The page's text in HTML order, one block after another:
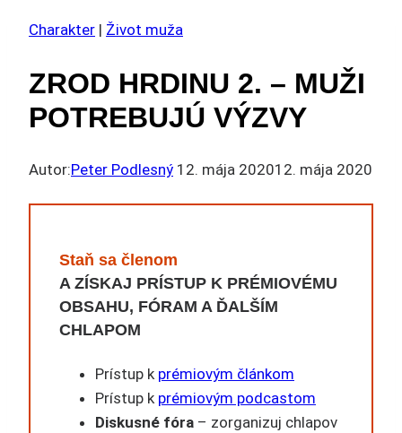
Charakter | Život muža
ZROD HRDINU 2. – MUŽI
POTREBUJÚ VÝZVY
Autor:Peter Podlesný 12. mája 202012. mája 2020
Staň sa členom
A ZÍSKAJ PRÍSTUP K PRÉMIOVÉMU
OBSAHU, FÓRAM A ĎALŠÍM
CHLAPOM
Prístup k prémiovým článkom
Prístup k prémiovým podcastom
Diskusné fóra – zorganizuj chlapov